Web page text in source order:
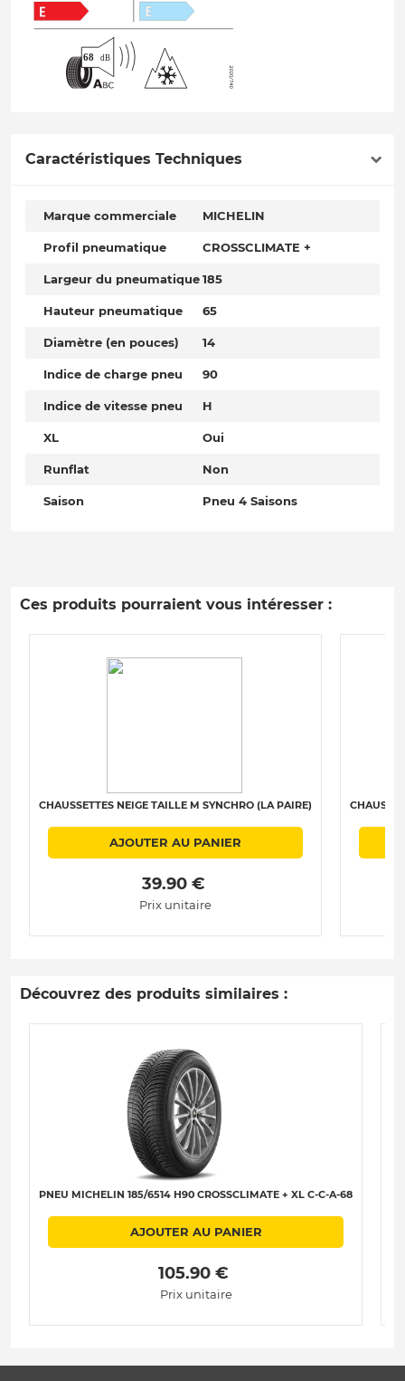
Caractéristiques Techniques
Marque commerciale MICHELIN
Profil pneumatique CROSSCLIMATE +
Largeur du pneumatique185
Hauteur pneumatique 65
Diamètre (en pouces) 14
Indice de charge pneu 90
Indice de vitesse pneu H
XL Oui
Runflat Non
Saison Pneu 4 Saisons
Ces produits pourraient vous intéresser :
CHAUSSETTES NEIGE TAILLE M SYNCHRO (LA PAIRE)
AJOUTER AU PANIER
39.90 €
Prix unitaire
Découvrez des produits similaires :
PNEU MICHELIN 185/6514 H90 CROSSCLIMATE + XL C-C-A-68
AJOUTER AU PANIER
105.90 €
Prix unitaire